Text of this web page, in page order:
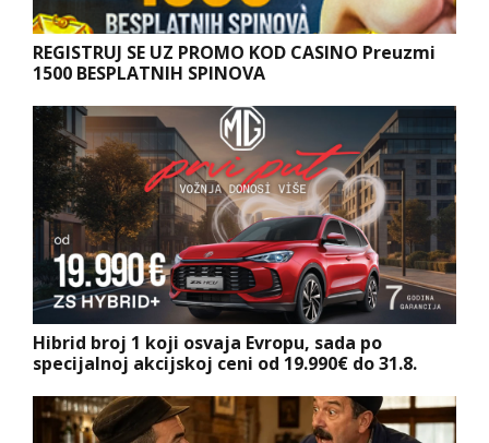
REGISTRUJ SE UZ PROMO KOD CASINO Preuzmi
1500 BESPLATNIH SPINOVA
Hibrid broj 1 koji osvaja Evropu, sada po
specijalnoj akcijskoj ceni od 19.990€ do 31.8.